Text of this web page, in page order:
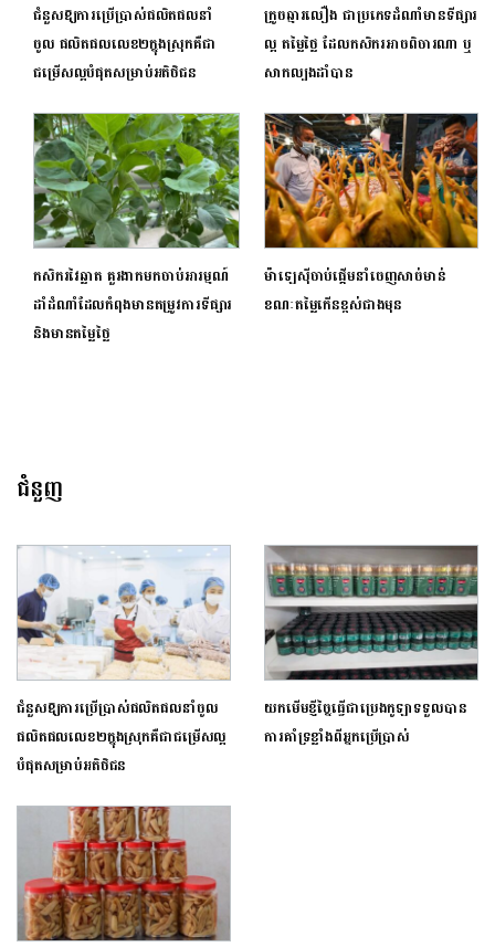
ជំនួសឱ្យការប្រើប្រាស់ផលិតផលនាំ
ចូល ផលិតផលលេខ២ក្នុងស្រុកគឺជា
ជម្រើសល្អបំផុតសម្រាប់អតិថិជន
ក្រូចឆ្មារលឿង ជាប្រភេទដំណាំមានទីផ្សារ
ល្អ តម្លៃថ្លៃ ដែលកសិករអាចពិចារណា ឬ
សាកល្បងដាំបាន
កសិករវៃឆ្លាត គួរងាកមកចាប់អារម្មណ៍
ដាំដំណាំដែលកំពុងមានតម្រូវការទីផ្សារ
និងមានតម្លៃថ្លៃ
ម៉ាឡេស៊ីចាប់​​​ផ្តើម​នាំ​ចេញសាច់មាន់​
ខណៈតម្លៃកើន​ខ្ពស់ជាង​មុន​​
ជំនួញ
ជំនួសឱ្យការប្រើប្រាស់ផលិតផលនាំចូល
ផលិតផលលេខ២ក្នុងស្រុកគឺជាជម្រើសល្អ
បំផុតសម្រាប់អតិថិជន
យកមើមខ្ញីច្នៃធ្វើជាប្រេងកូឡាទទួលបាន
ការគាំទ្រខ្លាំងពីអ្នកប្រើប្រាស់